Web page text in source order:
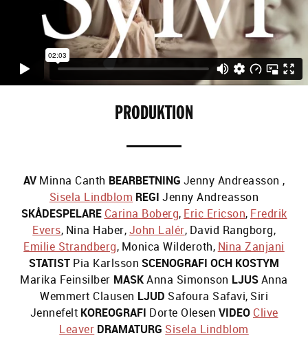
PRODUKTION
AV Minna Canth BEARBETNING Jenny Andreasson ,
Sisela Lindblom REGI Jenny Andreasson
SKÅDESPELARE Carina Boberg, Eric Ericson, Fredrik
Evers, Nina Haber,John Lalér, David Rangborg,
Emilie Strandberg, Monica Wilderoth, Nina Zanjani
STATIST Pia Karlsson SCENOGRAFI OCH KOSTYM
Marika Feinsilber MASKAnna Simonson LJUSAnna
Wemmert Clausen LJUD Safoura Safavi, Siri
Jennefelt KOREOGRAFI Dorte Olesen VIDEO Clive
Leaver DRAMATURG Sisela Lindblom